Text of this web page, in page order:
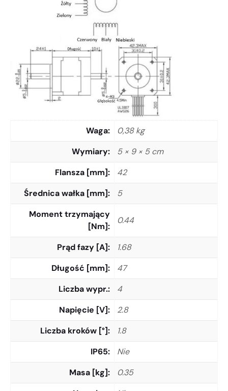
Waga
0,38 kg
Wymiary
5 × 9 × 5 cm
Flansza [mm]
42
Średnica wałka [mm]
5
Moment trzymający
[Nm]
0.44
Prąd fazy [A]
1.68
Długość [mm]
47
Liczba wypr.
4
Napięcie [V]
2.8
Liczba kroków [°]
1.8
IP65
Nie
Masa [kg]
0.35